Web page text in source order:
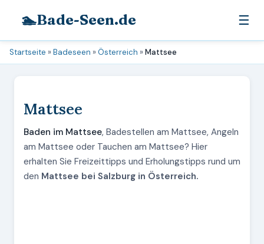
🏊Bade-Seen.de ☰
Startseite »Badeseen »Österreich »Mattsee
Mattsee
Baden im Mattsee, Badestellen am Mattsee, Angeln
am Mattsee oder Tauchen am Mattsee? Hier
erhalten Sie Freizeittipps und Erholungstipps rund um
den Mattsee bei Salzburg in Österreich.